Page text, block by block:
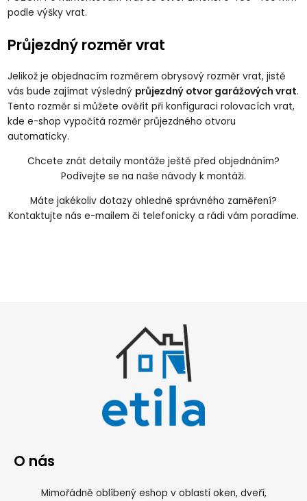
podle výšky vrat.
Průjezdný rozměr vrat
Jelikož je objednacím rozměrem obrysový rozměr vrat, jistě
vás bude zajímat výsledný průjezdný otvor garážových vrat.
Tento rozměr si můžete ověřit při konfiguraci rolovacích vrat,
kde e-shop vypočítá rozměr průjezdného otvoru
automaticky.
Chcete znát detaily montáže ještě před objednáním?
Podívejte se na naše návody k montáži.
Máte jakékoliv dotazy ohledně správného zaměření?
Kontaktujte nás e-mailem či telefonicky a rádi vám poradíme.
O nás
Mimořádně oblíbený eshop v oblasti oken, dveří,